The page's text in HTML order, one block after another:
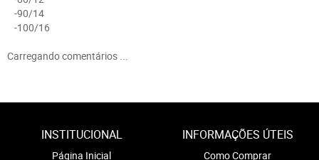
-90/14
-100/16
Carregando comentários ...
INSTITUCIONAL
Página Inicial
INFORMAÇÕES ÚTEIS
Como Comprar